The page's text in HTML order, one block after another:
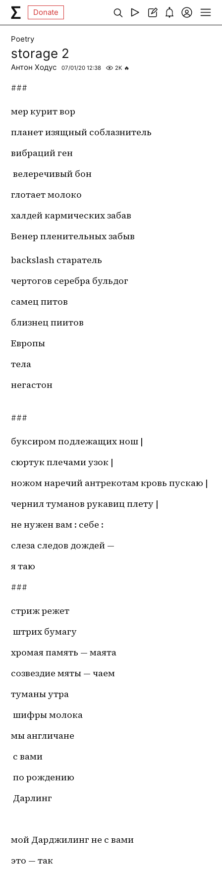
Donate
Poetry
storage 2
Антон Ходус 07/01/20 12:38 2K 🔥
###
мер курит вор
планет изящный соблазнитель
вибраций ген
велеречивый бон
глотает молоко
халдей кармических забав
Венер пленительных забыв
backslash старатель
чертогов серебра бульдог
самец питов
близнец пиитов
Европы
тела
негастон
###
буксиром подлежащих нош |
сюртук плечами узок |
ножом наречий антрекотам кровь пускаю |
чернил туманов рукавиц плету |
не нужен вам : себе :
слеза следов дождей —
я таю
###
стриж режет
штрих бумагу
хромая память — маята
созвездие мяты — чаем
туманы утра
шифры молока
мы англичане
с вами
по рождению
Дарлинг
мой Дарджилинг не с вами
это — так